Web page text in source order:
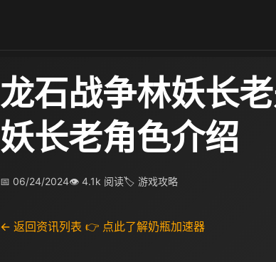
龙石战争林妖长
妖长老角色介绍
📅 06/24/2024👁 4.1k 阅读🏷 游戏攻略
← 返回资讯列表 👉 点此了解奶瓶加速器